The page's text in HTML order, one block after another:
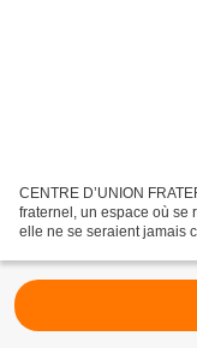
CENTRE D’UNION
fraternel, un espace où se
elle ne se seraient jamais